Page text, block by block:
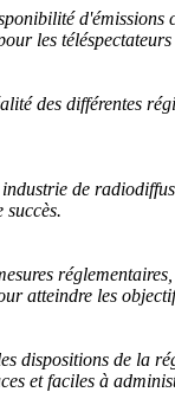
d'émissions
les
des différentes
de
succès.
atteindre les
dispositions de la
et faciles à